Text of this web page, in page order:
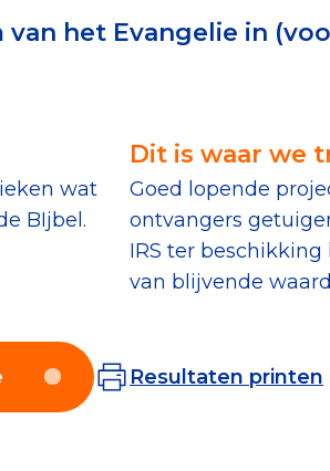
CBF-keurmerk van een goed
& Onderzoek
data over goede doelen
Sector
Donateurspanel
het Evangelie in
wat
BIjbel.
Dit is waar we
Goed lopende
ontvangers
IRS ter
van blijvende
Resultaten printen